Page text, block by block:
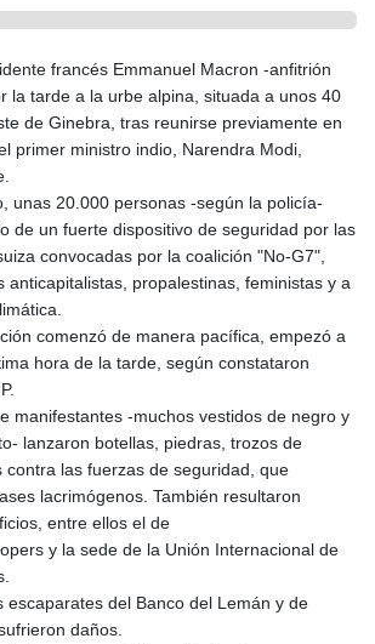
francés Emmanuel Macron -anfitrión
la tarde a la urbe alpina, situada a unos 40
de Ginebra, tras reunirse previamente en
primer ministro indio, Narendra Modi,
unas 20.000 personas -según la policía-
de un fuerte dispositivo de seguridad por las
convocadas por la coalición "No-G7",
anticapitalistas, propalestinas, feministas y a
comenzó de manera pacífica, empezó a
hora de la tarde, según constataron
manifestantes -muchos vestidos de negro y
lanzaron botellas, piedras, trozos de
contra las fuerzas de seguridad, que
lacrimógenos. También resultaron
entre ellos el de
y la sede de la Unión Internacional de
escaparates del Banco del Lemán y de
daños.